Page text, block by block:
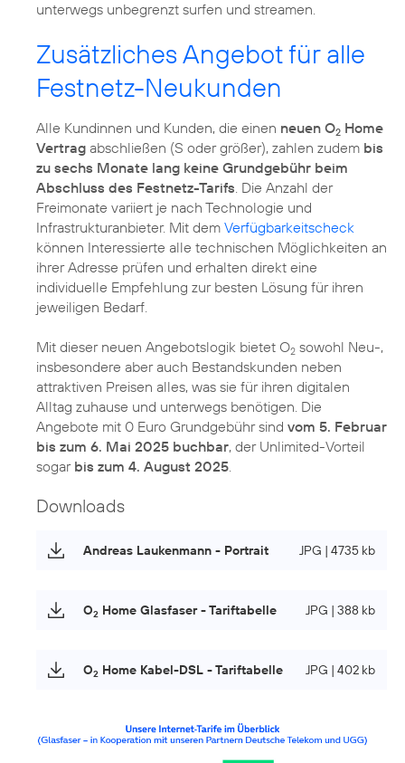
Zusätzliches Angebot für alle
Festnetz-Neukunden
Alle Kundinnen und Kunden, die einen neuen O2 Home
Vertrag abschließen (S oder größer), zahlen zudem bis
zu sechs Monate lang keine Grundgebühr beim
Abschluss des Festnetz-Tarifs. Die Anzahl der
Freimonate variiert je nach Technologie und
Infrastrukturanbieter. Mit dem Verfügbarkeitscheck
können Interessierte alle technischen Möglichkeiten an
ihrer Adresse prüfen und erhalten direkt eine
individuelle Empfehlung zur besten Lösung für ihren
jeweiligen Bedarf.
Mit dieser neuen Angebotslogik bietet O2 sowohl Neu-,
insbesondere aber auch Bestandskunden neben
attraktiven Preisen alles, was sie für ihren digitalen
Alltag zuhause und unterwegs benötigen. Die
Angebote mit 0 Euro Grundgebühr sind vom 5. Februar
bis zum 6. Mai 2025 buchbar, der Unlimited-Vorteil
sogar bis zum 4. August 2025.
Downloads
Andreas Laukenmann - Portrait JPG | 4735 kb
O2 Home Glasfaser - Tariftabelle JPG | 388 kb
O2 Home Kabel-DSL - Tariftabelle JPG | 402 kb